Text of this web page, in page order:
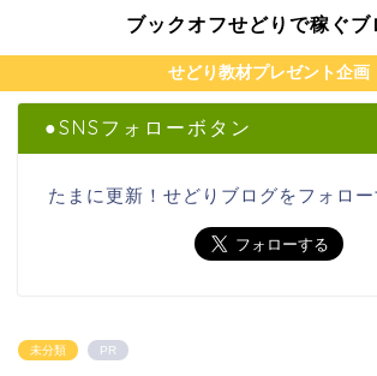
ブックオフせどりで稼ぐブ
せどり教材プレゼント企画
●SNSフォローボタン
たまに更新！せどりブログをフォロー
未分類 PR